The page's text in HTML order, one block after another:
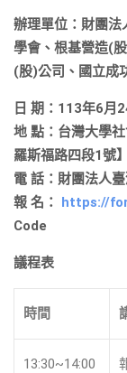
辦理單位：財團法
學會、 根基營造(
(股)公司、國立成
日 期：113年6月
地 點：台灣大學
羅斯福路四段1號】
電 話：財團法人
報 名： https://
Code
議程表
時間
13:30~14:00